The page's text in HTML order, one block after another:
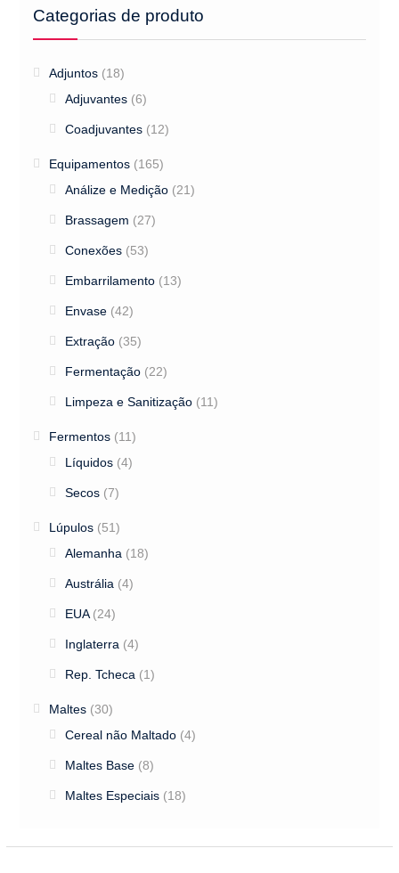
Categorias de produto
Adjuntos (18)
Adjuvantes (6)
Coadjuvantes (12)
Equipamentos (165)
Análize e Medição (21)
Brassagem (27)
Conexões (53)
Embarrilamento (13)
Envase (42)
Extração (35)
Fermentação (22)
Limpeza e Sanitização (11)
Fermentos (11)
Líquidos (4)
Secos (7)
Lúpulos (51)
Alemanha (18)
Austrália (4)
EUA (24)
Inglaterra (4)
Rep. Tcheca (1)
Maltes (30)
Cereal não Maltado (4)
Maltes Base (8)
Maltes Especiais (18)